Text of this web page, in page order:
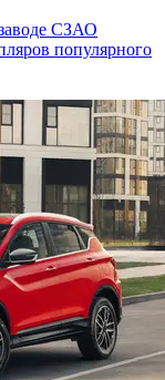
СЗАО
популярного